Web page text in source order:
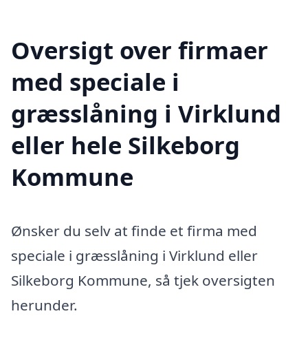
Oversigt over firmaer
med speciale i
græsslåning i Virklund
eller hele Silkeborg
Kommune
Ønsker du selv at finde et firma med
speciale i græsslåning i Virklund eller
Silkeborg Kommune, så tjek oversigten
herunder.